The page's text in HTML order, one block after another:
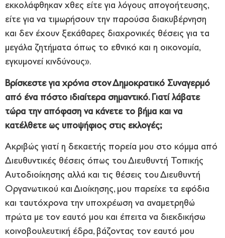
εκκολάφθηκαν χθες είτε για λόγους απογοήτευσης,
είτε για να τιμωρήσουν την παρούσα διακυβέρνηση
και δεν έχουν ξεκάθαρες διαχρονικές θέσεις για τα
μεγάλα ζητήματα όπως το εθνικό και η οικονομία,
εγκυμονεί κινδύνους».
Βρίσκεστε για χρόνια στον Δημοκρατικό Συναγερμό
από ένα πόστο ιδιαίτερα σημαντικό. Γιατί λάβατε
τώρα την απόφαση να κάνετε το βήμα και να
κατέλθετε ως υποψήφιος στις εκλογές;
Ακριβώς γιατί η δεκαετής πορεία μου στο κόμμα από
Διευθυντικές θέσεις όπως του Διευθυντή Τοπικής
Αυτοδιοίκησης αλλά και τις θέσεις του Διευθυντή
Οργανωτικού και Διοίκησης, μου παρείχε τα εφόδια
και ταυτόχρονα την υποχρέωση να αναμετρηθώ
πρώτα με τον εαυτό μου και έπειτα να διεκδικήσω
κοινοβουλευτική έδρα, βάζοντας τον εαυτό μου